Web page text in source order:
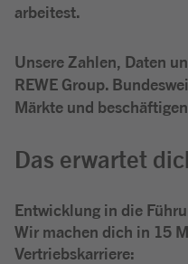
arbeitest.
Unsere Zahlen, Daten
REWE Group.
Märkte und
Das erwartet
Entwicklung in die
Wir machen dich in 15
Vertriebskarriere: